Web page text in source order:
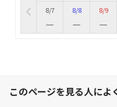
8/7
8/8
8/9
このページを見る人によ